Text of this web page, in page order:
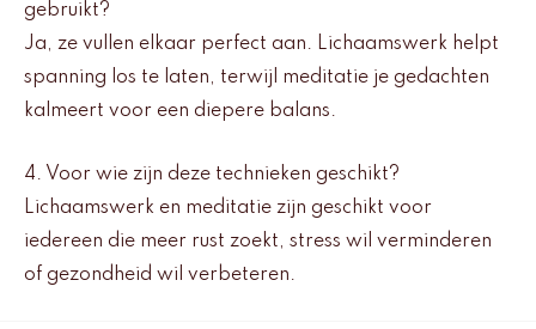
gebruikt?
Ja, ze vullen elkaar perfect aan. Lichaamswerk helpt
spanning los te laten, terwijl meditatie je gedachten
kalmeert voor een diepere balans.
4. Voor wie zijn deze technieken geschikt?
Lichaamswerk en meditatie zijn geschikt voor
iedereen die meer rust zoekt, stress wil verminderen
of gezondheid wil verbeteren.